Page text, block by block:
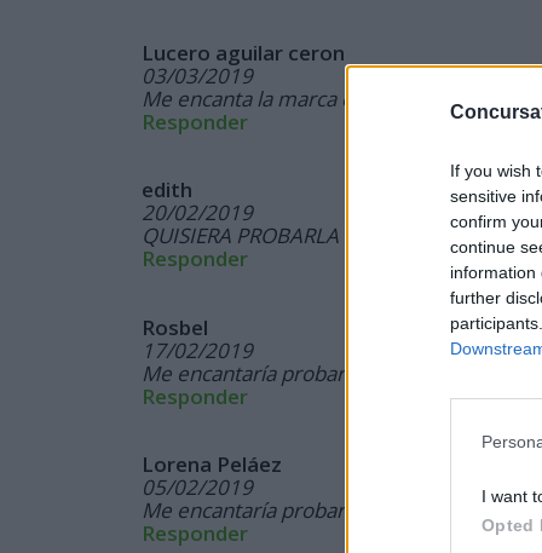
If you wish
sensitive
confirm
continue
information
further
I want
Opted
Lucero aguilar ceron
03/03/2019
Me encanta la marca es muy buena
Responder
edith
20/02/2019
QUISIERA PROBARLA PARA MI BEBE, AMO
Responder
Rosbel
17/02/2019
Me encantaría probarlo
Responder
Lorena Peláez
05/02/2019
Me encantaría probar los productos aun
Responder